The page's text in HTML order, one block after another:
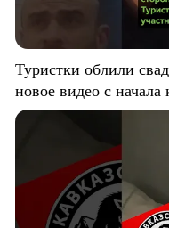
Туристки облили
новое видео с начала